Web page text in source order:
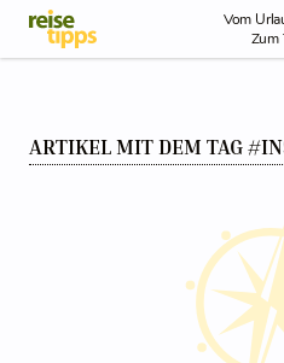
Skip to Content
Vom
Zum
ARTIKEL MIT DEM TAG